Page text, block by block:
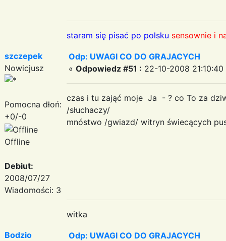
staram się pisać po polsku sensownie i
szczepek
Nowicjusz
Pomocna dłoń:
+0/-0
Offline
Debiut:
2008/07/27
Wiadomości: 3
Odp: UWAGI CO DO GRAJACYCH
« Odpowiedz #51 : 22-10-2008 21:10:40
czas i tu zająć moje Ja - ? co To za
/słuchaczy/
mnóstwo /gwiazd/ witryn świecących
witka
Bodzio
Odp: UWAGI CO DO GRAJACYCH